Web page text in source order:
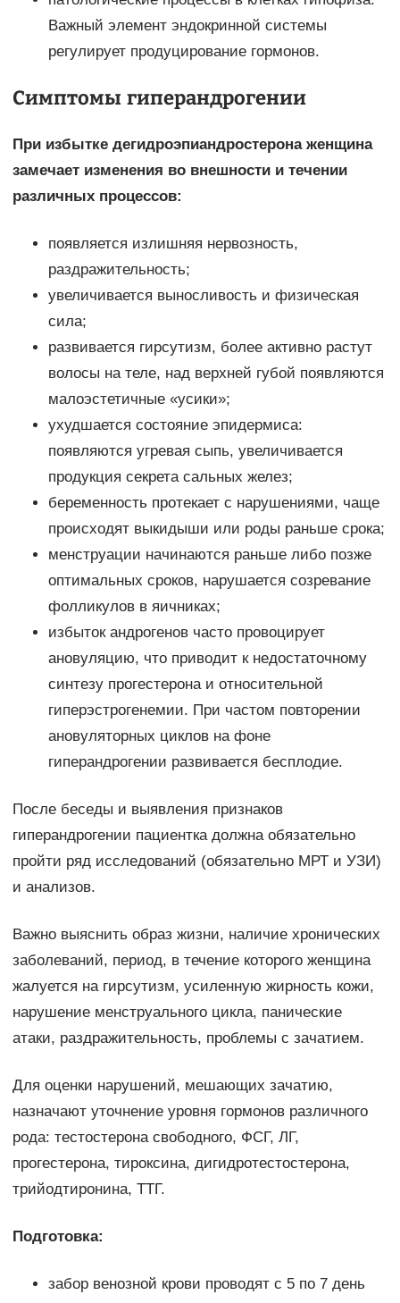
Важный элемент эндокринной системы
регулирует продуцирование гормонов.
Симптомы гиперандрогении
При избытке дегидроэпиандростерона женщина
замечает изменения во внешности и течении
различных процессов:
появляется излишняя нервозность,
раздражительность;
увеличивается выносливость и физическая
сила;
развивается гирсутизм, более активно растут
волосы на теле, над верхней губой появляются
малоэстетичные «усики»;
ухудшается состояние эпидермиса:
появляются угревая сыпь, увеличивается
продукция секрета сальных желез;
беременность протекает с нарушениями, чаще
происходят выкидыши или роды раньше срока;
менструации начинаются раньше либо позже
оптимальных сроков, нарушается созревание
фолликулов в яичниках;
избыток андрогенов часто провоцирует
ановуляцию, что приводит к недостаточному
синтезу прогестерона и относительной
гиперэстрогенемии. При частом повторении
ановуляторных циклов на фоне
гиперандрогении развивается бесплодие.
После беседы и выявления признаков
гиперандрогении пациентка должна обязательно
пройти ряд исследований (обязательно МРТ и УЗИ)
и анализов.
Важно выяснить образ жизни, наличие хронических
заболеваний, период, в течение которого женщина
жалуется на гирсутизм, усиленную жирность кожи,
нарушение менструального цикла, панические
атаки, раздражительность, проблемы с зачатием.
Для оценки нарушений, мешающих зачатию,
назначают уточнение уровня гормонов различного
рода: тестостерона свободного, ФСГ, ЛГ,
прогестерона, тироксина, дигидротестостерона,
трийодтиронина, ТТГ.
Подготовка:
забор венозной крови проводят с 5 по 7 день